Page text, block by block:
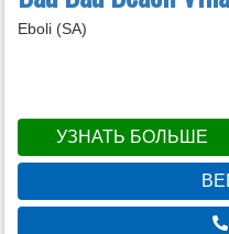
Eboli (SA)
УЗНАТЬ БОЛЬШЕ